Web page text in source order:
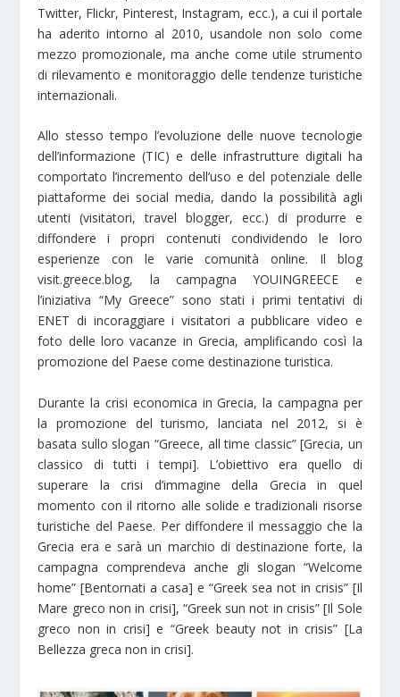
Twitter, Flickr, Pinterest, Instagram, ecc.), a cui il portale
ha aderito intorno al 2010, usandole non solo come
mezzo promozionale, ma anche come utile strumento
di rilevamento e monitoraggio delle tendenze turistiche
internazionali.
Allo stesso tempo l’evoluzione delle nuove tecnologie
dell’informazione (TIC) e delle infrastrutture digitali ha
comportato l’incremento dell’uso e del potenziale delle
piattaforme dei social media, dando la possibilità agli
utenti (visitatori, travel blogger, ecc.) di produrre e
diffondere i propri contenuti condividendo le loro
esperienze con le varie comunità online. Il blog
visit.greece.blog, la campagna YOUINGREECE e
l’iniziativa “My Greece” sono stati i primi tentativi di
ENET di incoraggiare i visitatori a pubblicare video e
foto delle loro vacanze in Grecia, amplificando così la
promozione del Paese come destinazione turistica.
Durante la crisi economica in Grecia, la campagna per
la promozione del turismo, lanciata nel 2012, si è
basata sullo slogan “Greece, all time classic” [Grecia, un
classico di tutti i tempi]. L’obiettivo era quello di
superare la crisi d’immagine della Grecia in quel
momento con il ritorno alle solide e tradizionali risorse
turistiche del Paese. Per diffondere il messaggio che la
Grecia era e sarà un marchio di destinazione forte, la
campagna comprendeva anche gli slogan “Welcome
home” [Bentornati a casa] e “Greek sea not in crisis” [Il
Mare greco non in crisi], “Greek sun not in crisis” [Il Sole
greco non in crisi] e “Greek beauty not in crisis” [La
Bellezza greca non in crisi].